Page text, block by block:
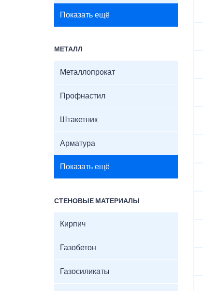
Показать ещё
МЕТАЛЛ
Металлопрокат
Профнастил
Штакетник
Арматура
Показать ещё
СТЕНОВЫЕ МАТЕРИАЛЫ
Кирпич
Газобетон
Газосиликаты